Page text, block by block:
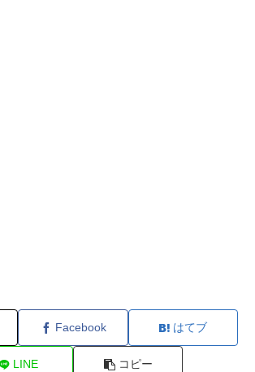
Facebook はてブ
LINE コピー